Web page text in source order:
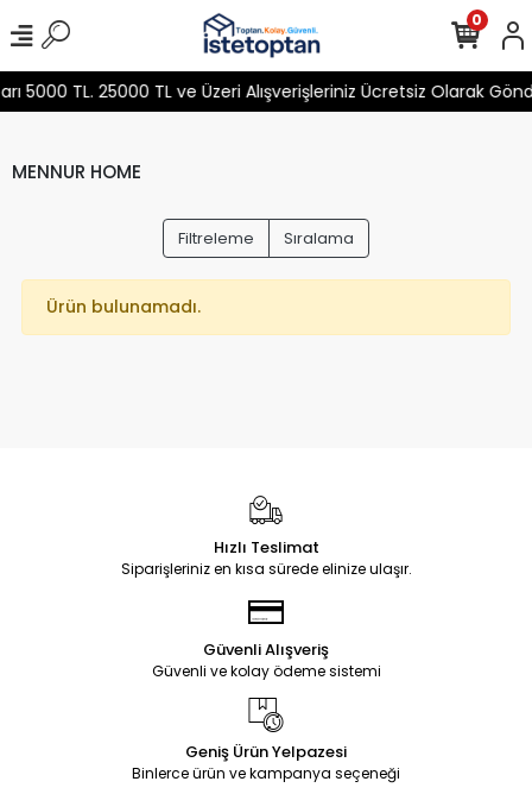
5000 TL. 25000 TL ve Üzeri Alışverişleriniz Ücretsiz Olarak
0
MENNUR HOME
Filtreleme Sıralama
Ürün bulunamadı.
Hızlı Teslimat
Siparişleriniz en kısa sürede elinize ulaşır.
Güvenli Alışveriş
Güvenli ve kolay ödeme sistemi
Geniş Ürün Yelpazesi
Binlerce ürün ve kampanya seçeneği